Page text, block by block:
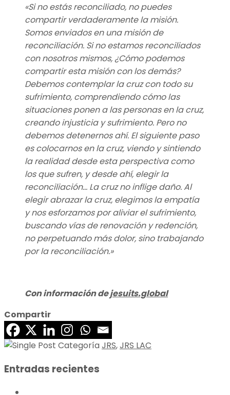
«Si no estás reconciliado, no puedes
compartir verdaderamente la misión.
Somos enviados en una misión de
reconciliación. Si no estamos reconciliados
con nosotros mismos, ¿Cómo podemos
compartir esta misión con los demás?
Debemos contemplar la cruz con todo su
sufrimiento, comprendiendo cómo las
situaciones ponen a las personas en la cruz,
creando injusticia y sufrimiento. Pero no
debemos detenernos ahí. El siguiente paso
es colocarnos en la cruz, viendo y sintiendo
la realidad desde esta perspectiva como
los que sufren, y desde ahí, elegir la
reconciliación… La cruz no inflige daño. Al
elegir abrazar la cruz, elegimos la empatía
y nos esforzamos por aliviar el sufrimiento,
buscando vías de renovación y redención,
no perpetuando más dolor, sino trabajando
por la reconciliación.»
Con información dejesuits.global
Compartir
JRS,JRS LAC
Entradas recientes